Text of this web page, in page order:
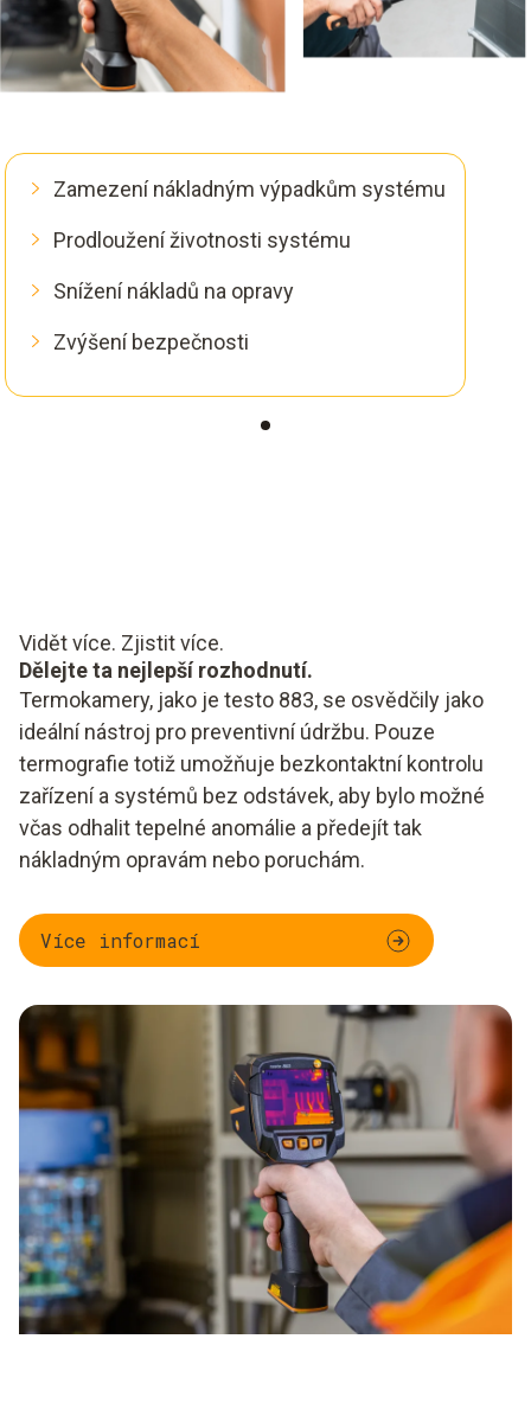
Zamezení nákladným výpadkům systému
Prodloužení životnosti systému
Snížení nákladů na opravy
Zvýšení bezpečnosti
Vidět více. Zjistit více.
Dělejte ta nejlepší rozhodnutí.
Termokamery, jako je testo 883, se osvědčily jako
ideální nástroj pro preventivní údržbu. Pouze
termografie totiž umožňuje bezkontaktní kontrolu
zařízení a systémů bez odstávek, aby bylo možné
včas odhalit tepelné anomálie a předejít tak
nákladným opravám nebo poruchám.
Více informací